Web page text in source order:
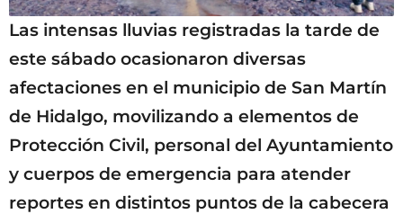
Las intensas lluvias registradas la tarde de
este sábado ocasionaron diversas
afectaciones en el municipio de San Martín
de Hidalgo, movilizando a elementos de
Protección Civil, personal del Ayuntamiento
y cuerpos de emergencia para atender
reportes en distintos puntos de la cabecera